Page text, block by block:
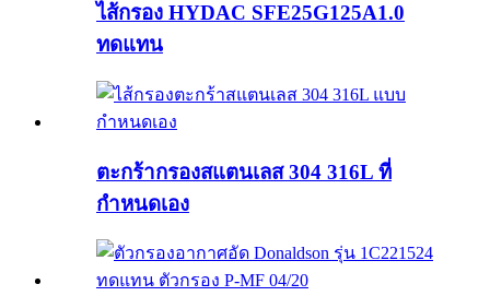
ไส้กรอง HYDAC SFE25G125A1.0
ทดแทน
ตะกร้ากรองสแตนเลส 304 316L ที่
กำหนดเอง